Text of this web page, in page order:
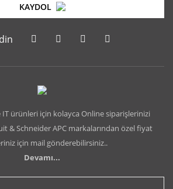
KAYDOL
ürünleri için kolayca Online siparişlerinizi
& Schneider APC markalarından özel fiyat
için mail gönderebilirsiniz..
Devamı...